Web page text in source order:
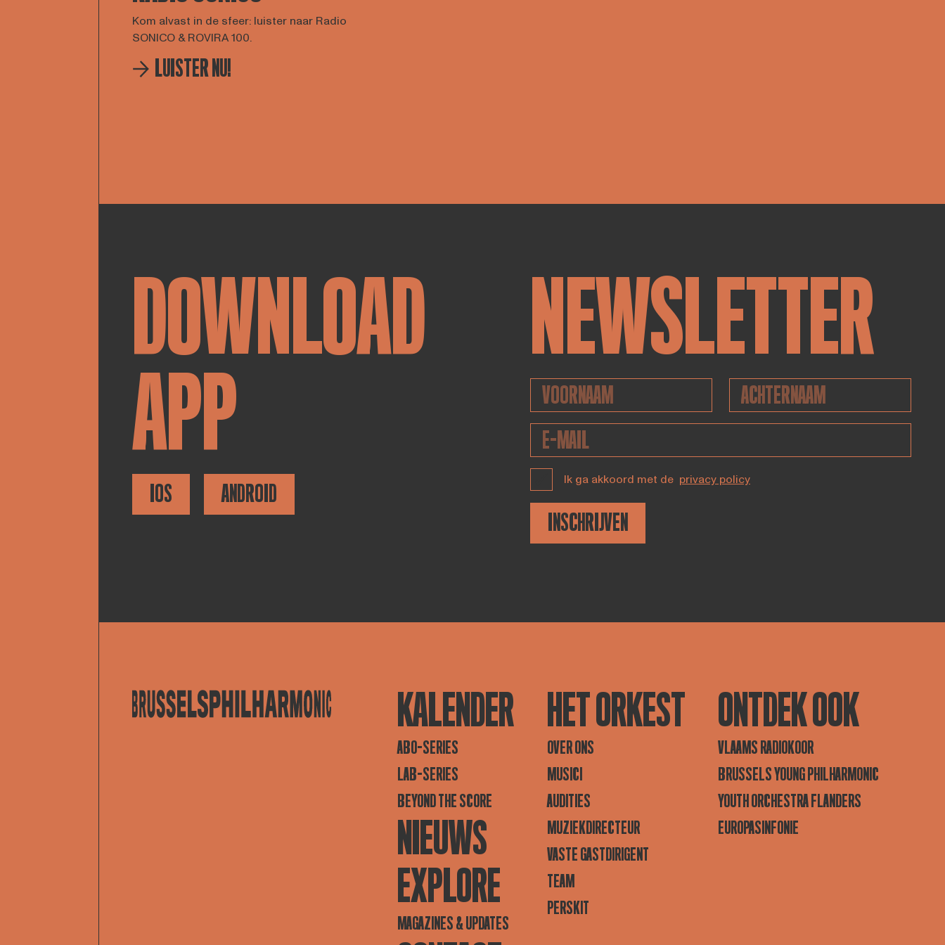
Kom alvast in de sfeer: luister naar Radio
SONICO & ROVIRA 100.
LUISTER NU!
DOWNLOAD
APP
IOS ANDROID
NEWSLETTER
Ik ga akkoord met de privacy policy
INSCHRIJVEN
KALENDER
ABO-SERIES
LAB-SERIES
BEYOND THE SCORE
NIEUWS
EXPLORE
MAGAZINES & UPDATES
HET ORKEST
OVER ONS
MUSICI
AUDITIES
MUZIEKDIRECTEUR
VASTE GASTDIRIGENT
TEAM
PERSKIT
ONTDEK OOK
VLAAMS RADIOKOOR
BRUSSELS YOUNG PHILHARMONIC
YOUTH ORCHESTRA FLANDERS
EUROPASINFONIE